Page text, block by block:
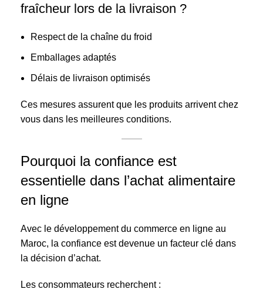
fraîcheur lors de la livraison ?
Respect de la chaîne du froid
Emballages adaptés
Délais de livraison optimisés
Ces mesures assurent que les produits arrivent chez
vous dans les meilleures conditions.
Pourquoi la confiance est
essentielle dans l’achat alimentaire
en ligne
Avec le développement du commerce en ligne au
Maroc, la confiance est devenue un facteur clé dans
la décision d’achat.
Les consommateurs recherchent :